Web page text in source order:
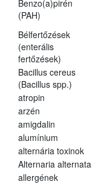
Benzo(a)pirén
(PAH)
Bélfertőzések
(enterális
fertőzések)
Bacillus cereus
(Bacillus spp.)
atropin
arzén
amigdalin
alumínium
alternária toxinok
Alternaria alternata
allergének